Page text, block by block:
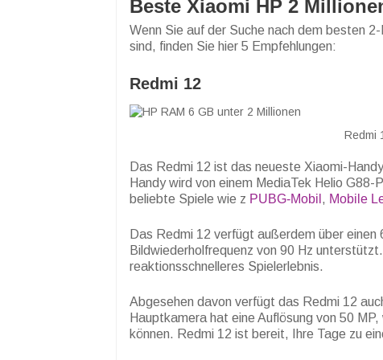
Beste Xiaomi HP 2
Wenn Sie auf der Suche nach dem besten
sind, finden Sie hier 5 Empfehlungen:
Redmi 12
Redmi
Das Redmi 12 ist das neueste Xiaomi-
Handy wird von einem MediaTek Helio
beliebte Spiele wie z PUBG-Mobil , Mobile
Das Redmi 12 verfügt außerdem über
Bildwiederholfrequenz von 90 Hz
reaktionsschnelleres Spielerlebnis.
Abgesehen davon verfügt das Redmi 12
Hauptkamera hat eine Auflösung von 50
können. Redmi 12 ist bereit, Ihre Tage zu